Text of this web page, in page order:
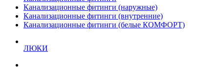
Канализационные фитинги (наружные)
Канализационные фитинги (внутренние)
Канализационные фитинги (белые КОМФОРТ)
ЛЮКИ